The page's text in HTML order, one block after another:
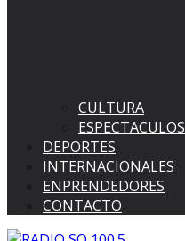
CULTURA
ESPECTACULOS
DEPORTES
INTERNACIONALES
ENPRENDEDORES
CONTACTO